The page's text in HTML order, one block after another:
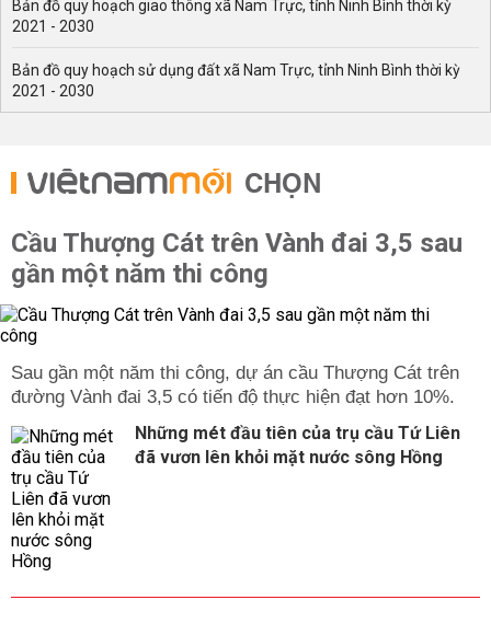
Bản đồ quy hoạch giao thông xã Nam Trực, tỉnh Ninh Bình thời kỳ
2021 - 2030
Bản đồ quy hoạch sử dụng đất xã Nam Trực, tỉnh Ninh Bình thời kỳ
2021 - 2030
CHỌN
Cầu Thượng Cát trên Vành đai 3,5 sau
gần một năm thi công
Sau gần một năm thi công, dự án cầu Thượng Cát trên
đường Vành đai 3,5 có tiến độ thực hiện đạt hơn 10%.
Những mét đầu tiên của trụ cầu Tứ Liên
đã vươn lên khỏi mặt nước sông Hồng